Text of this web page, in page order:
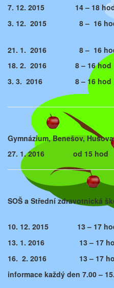
7. 12. 2015 14 – 18
3. 12.
21. 1. 2016 8 – 16
18. 2. 2016 8 – 16 hod
3. 3. 2016
Gymnázium,
27. 1. 2016 od 15 hod
SOŠ a Střední zdravotnická
10. 12. 2015 13 – 17
13. 1. 2016 13 – 17
16. 2. 2016 13 – 17
informace každý den 7.00 –